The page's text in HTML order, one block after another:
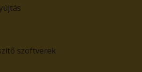
szoftverek